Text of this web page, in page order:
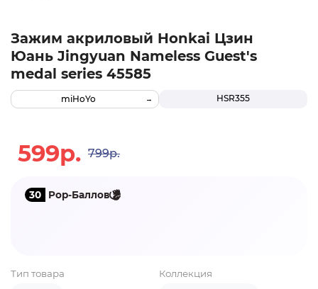
Зажим акриловый Honkai Цзин
Юань Jingyuan Nameless Guest's
medal series 45585
HSR355
miHoYo
599р. 799р.
30 Pop-Баллов
Тип товара Коллекция